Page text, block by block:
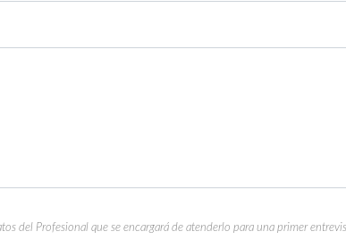
del Profesional que se encargará de atenderlo para una primer